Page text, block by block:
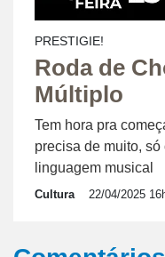
PRESTIGIE!
Roda de
Múltiplo
Tem hora pra
precisa de muito,
linguagem musical
Cultura 22/04/2025